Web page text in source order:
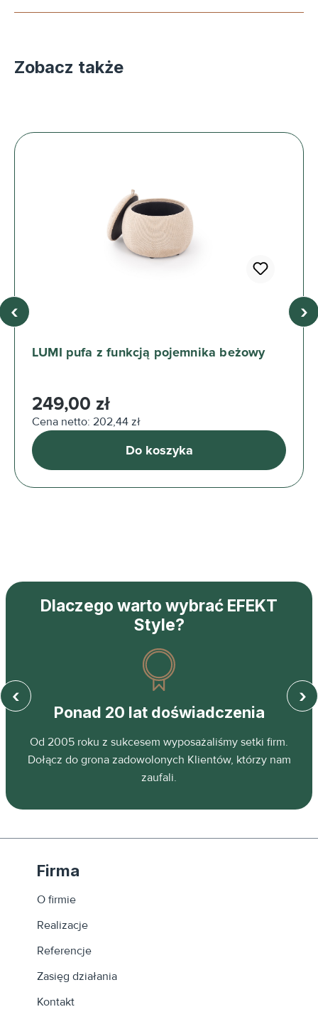
Zobacz także
LUMI pufa z funkcją pojemnika beżowy
Cena regularna:
249,00 zł
Cena netto: 202,44 zł
Do koszyka
‹ ›
Dlaczego warto wybrać EFEKT
Style?
Ponad 20 lat doświadczenia
Od 2005 roku z sukcesem wyposażaliśmy setki firm.
Dołącz do grona zadowolonych Klientów, którzy nam
zaufali.
‹ ›
Firma
O firmie
Realizacje
Referencje
Zasięg działania
Kontakt